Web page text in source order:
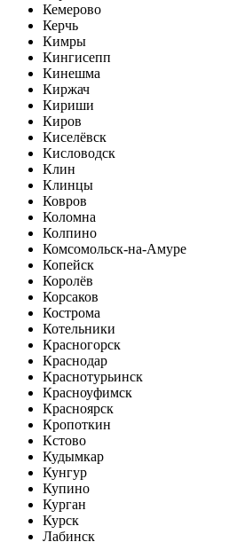
Кемерово
Керчь
Кимры
Кингисепп
Кинешма
Киржач
Кириши
Киров
Киселёвск
Кисловодск
Клин
Клинцы
Ковров
Коломна
Колпино
Комсомольск-на-Амуре
Копейск
Королёв
Корсаков
Кострома
Котельники
Красногорск
Краснодар
Краснотурьинск
Красноуфимск
Красноярск
Кропоткин
Кстово
Кудымкар
Кунгур
Купино
Курган
Курск
Лабинск